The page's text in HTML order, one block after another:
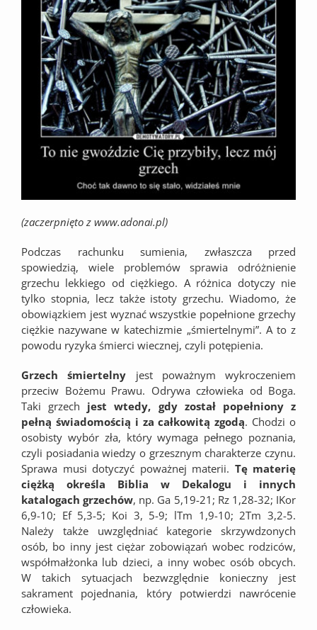
(zaczerpnięto z www.adonai.pl)
Podczas rachunku sumienia, zwłaszcza przed
spowiedzią, wiele problemów sprawia odróżnienie
grzechu lekkiego od ciężkiego. A różnica dotyczy nie
tylko stopnia, lecz także istoty grzechu. Wiadomo, że
obowiązkiem jest wyznać wszystkie popełnione grzechy
ciężkie nazywane w katechizmie „śmiertelnymi”. A to z
powodu ryzyka śmierci wiecznej, czyli potępienia.
Grzech śmiertelny jest poważnym wykroczeniem
przeciw Bożemu Prawu. Odrywa człowieka od Boga.
Taki grzech jest wtedy, gdy został popełniony z
pełną świadomością i za całkowitą zgodą. Chodzi o
osobisty wybór zła, który wymaga pełnego poznania,
czyli posiadania wiedzy o grzesznym charakterze czynu.
Sprawa musi dotyczyć poważnej materii. Tę materię
ciężką określa Biblia w Dekalogu i innych
katalogach grzechów, np. Ga 5,19-21; Rz 1,28-32; IKor
6,9-10; Ef 5,3-5; Koi 3, 5-9; lTm 1,9-10; 2Tm 3,2-5.
Należy także uwzględniać kategorie skrzywdzonych
osób, bo inny jest ciężar zobowiązań wobec rodziców,
współmałżonka lub dzieci, a inny wobec osób obcych.
W takich sytuacjach bezwzględnie konieczny jest
sakrament pojednania, który potwierdzi nawrócenie
człowieka.